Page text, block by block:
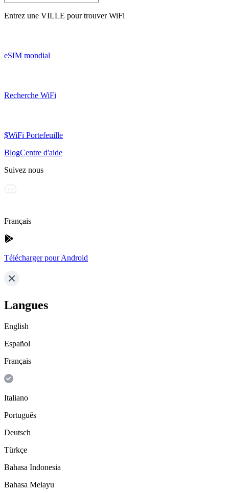
Entrez une VILLE pour trouver WiFi
eSIM mondial
Recherche WiFi
$WiFi Portefeuille
BlogCentre d'aide
Suivez nous
Français
Télécharger pour Android
Langues
English
Español
Français
Italiano
Português
Deutsch
Türkçe
Bahasa Indonesia
Bahasa Melayu